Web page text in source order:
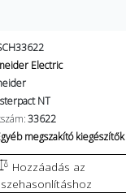
Electric
NT
33622
megszakító kiegészítők